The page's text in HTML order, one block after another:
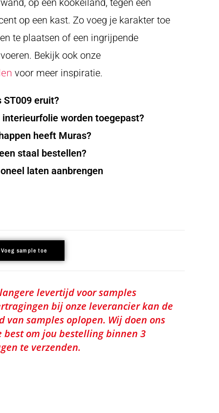
op een kast. Zo voeg je karakter toe
te plaatsen of een ingrijpende
Bekijk ook onze
voor meer inspiratie.
eruit?
interieurfolie worden toegepast?
heeft Muras?
staal bestellen?
laten aanbrengen
Voeg sample toe
levertijd voor samples
bij onze leverancier kan de
van samples oplopen. Wij doen ons
best om jou bestelling binnen 3
te verzenden.